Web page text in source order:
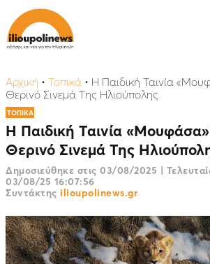
Αρχική • Τοπικά • H Παιδική Ταινία
Θερινό Σινεμά Της Ηλιούπολης
ΤΟΠΙΚΑ
H Παιδική Ταινία
Θερινό Σινεμά Της
Δημοσιεύθηκε στις 03/08/2025 |
03/08/25 16:07:56
Συντάκτης ilioupolinews.gr